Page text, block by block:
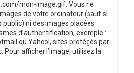
mon-image.gif. Vous ne
de votre ordinateur (sauf si
public) ni des images placées
d’authentification, exemple :
ou Yahoo!, sites protégés par
Pour afficher l’image, utilisez la